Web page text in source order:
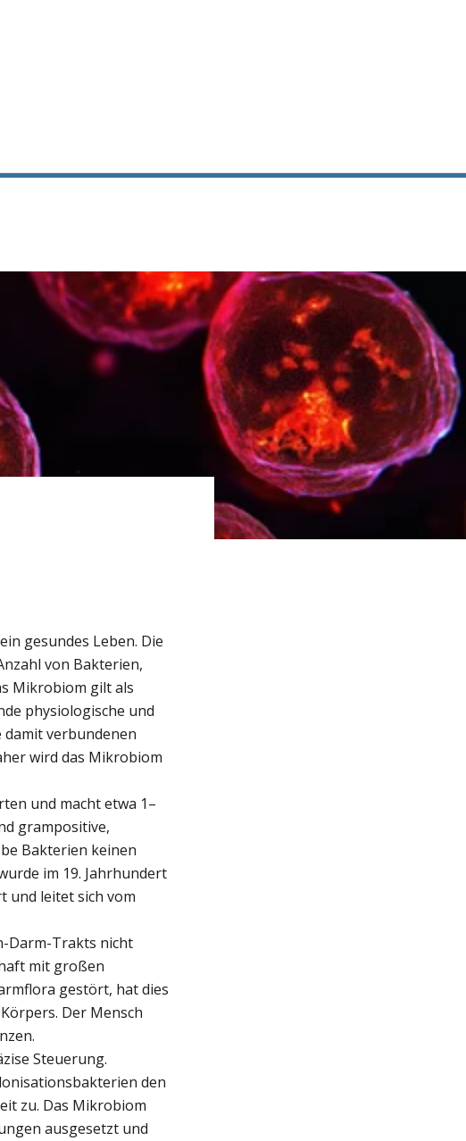
gesundes Leben. Die
von Bakterien,
Mikrobiom gilt als
physiologische und
damit verbundenen
wird das Mikrobiom
und macht etwa 1–
grampositive,
Bakterien keinen
im 19. Jahrhundert
und leitet sich vom
Darm-Trakts nicht
mit großen
gestört, hat dies
Der Mensch
Steuerung.
den
zu. Das Mikrobiom
ausgesetzt und